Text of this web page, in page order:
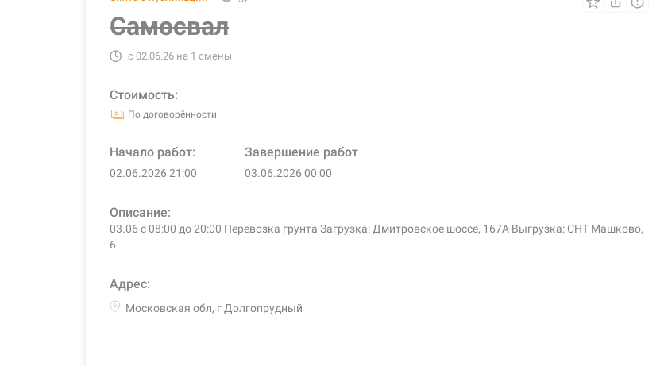
Самосвал
c 02.06.26 на 1 смены
Стоимость:
По договорённости
Начало работ:
02.06.2026 21:00
Завершение работ
03.06.2026 00:00
Описание:
03.06 с 08:00 до 20:00 Перевозка грунта Загрузка: Дмитровское шоссе, 167А Выгрузка: СНТ Машково,
6
Адрес:
Московская обл, г Долгопрудный